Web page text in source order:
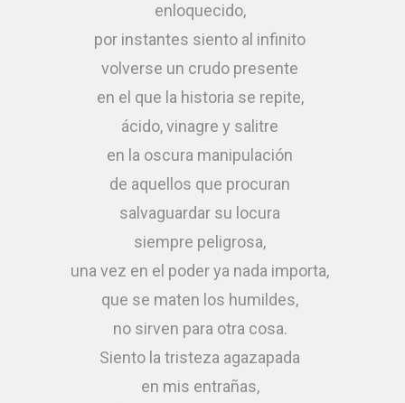
enloquecido,
por instantes siento al infinito
volverse un crudo presente
en el que la historia se repite,
ácido, vinagre y salitre
en la oscura manipulación
de aquellos que procuran
salvaguardar su locura
siempre peligrosa,
una vez en el poder ya nada importa,
que se maten los humildes,
no sirven para otra cosa.
Siento la tristeza agazapada
en mis entrañas,